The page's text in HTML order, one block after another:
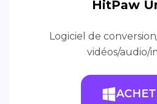
HitPaw
Logiciel de
vidéos/audio/